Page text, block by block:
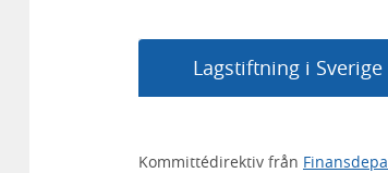
Lagstiftning i Sverige
Kommittédirektiv från